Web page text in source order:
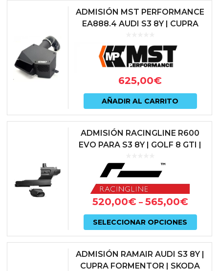
en
la
ADMISIÓN MST PERFORMANCE
EA888.4 AUDI S3 8Y | CUPRA
NX VOLKSWAGEN GOLF VIII GTI
|...
625,00€
AÑADIR AL CARRITO
ADMISIÓN RACINGLINE R600
EVO PARA S3 8Y | GOLF 8 GTI |
– VWR1200R600E
520,00€– 565,00€
SELECCIONAR OPCIONES
Este
tiene
ADMISIÓN RAMAIR AUDI S3 8Y |
CUPRA FORMENTOR | SKODA